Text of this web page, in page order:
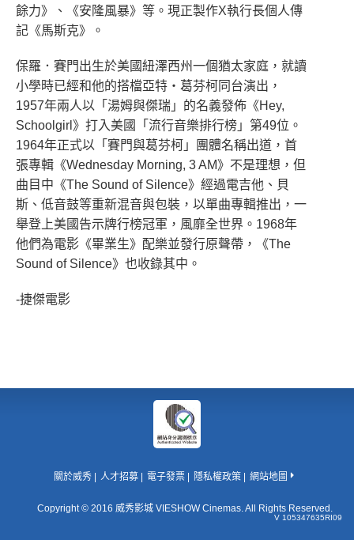
餘力》、《安隆風暴》等。現正製作X執行長個人傳
記《馬斯克》。
保羅．賽門出生於美國紐澤西州一個猶太家庭，就讀
小學時已經和他的搭檔亞特‧葛芬柯同台演出，
1957年兩人以「湯姆與傑瑞」的名義發佈《Hey,
Schoolgirl》打入美國「流行音樂排行榜」第49位。
1964年正式以「賽門與葛芬柯」團體名稱出道，首
張專輯《Wednesday Morning, 3 AM》不是理想，但
曲目中《The Sound of Silence》經過電吉他、貝
斯、低音鼓等重新混音與包裝，以單曲專輯推出，一
舉登上美國告示牌行榜冠軍，風靡全世界。1968年
他們為電影《畢業生》配樂並發行原聲帶，《The
Sound of Silence》也收錄其中。
-捷傑電影
Copyright © 2016 威秀影城 VIESHOW Cinemas. All Rights Reserved.
關於威秀 人才招募 電子發票 隱私權政策 網站地圖
V 105347635RI09